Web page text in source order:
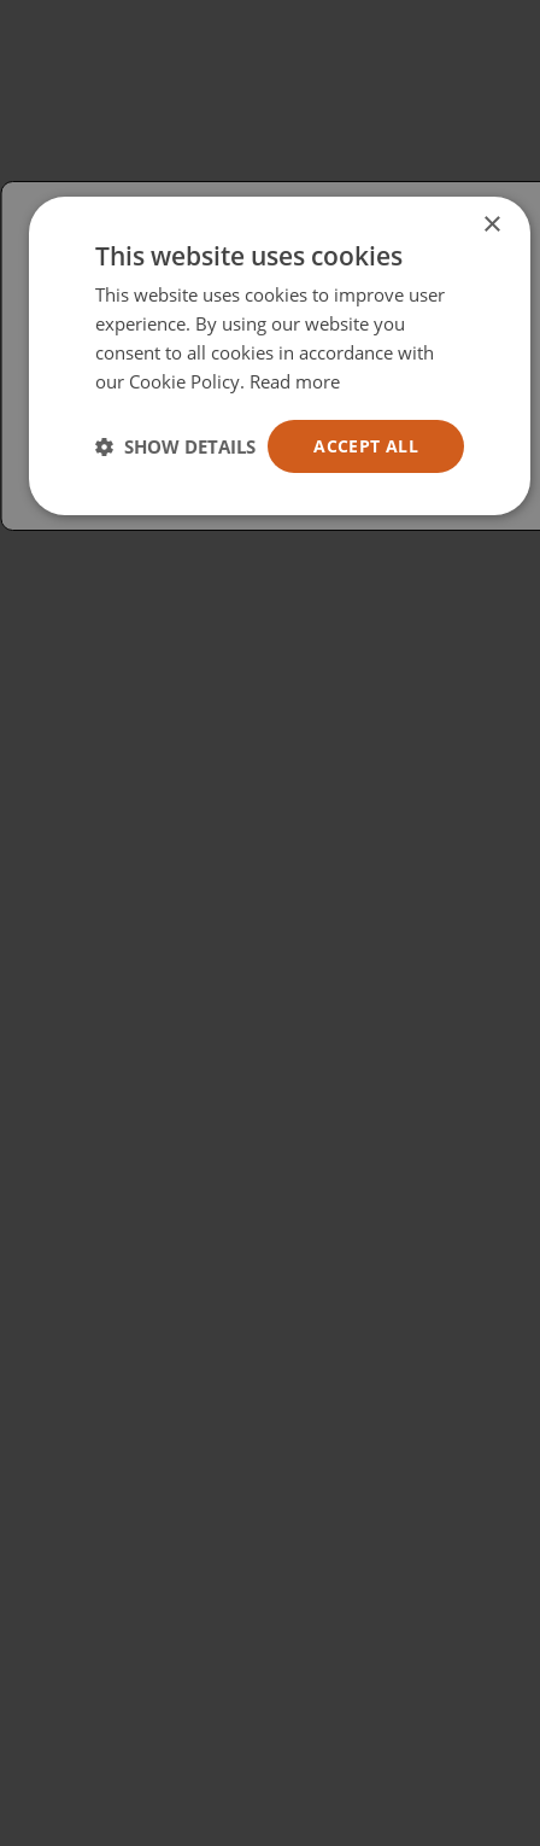
Please select your region/language
British
USA
Español
×
This website uses cookies
This website uses cookies to improve user
experience. By using our website you
consent to all cookies in accordance with
our Cookie Policy. Read more
ACCEPT ALL
SHOW DETAILS